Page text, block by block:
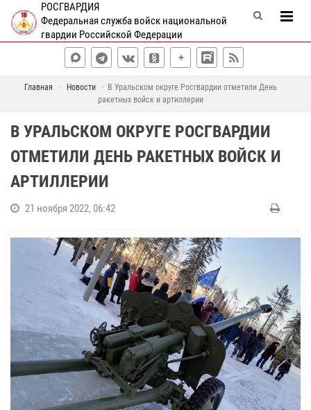
РОСГВАРДИЯ
Федеральная служба войск национальной
гвардии Российской Федерации
Главная Новости
В Уральском округе Росгвардии отметили День
ракетных войск и артиллерии
В УРАЛЬСКОМ ОКРУГЕ РОСГВАРДИИ
ОТМЕТИЛИ ДЕНЬ РАКЕТНЫХ ВОЙСК И
АРТИЛЛЕРИИ
21 ноября 2022, 06:42